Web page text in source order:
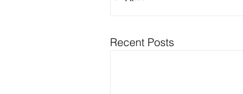
Recent Posts